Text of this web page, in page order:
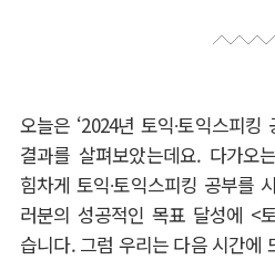
오늘은 ‘2024년 토익∙토익스피킹
결과를 살펴보았는데요. 다가오는
힘차게 토익∙토익스피킹 공부를
러분의 성공적인 목표 달성에 <
습니다. 그럼 우리는 다음 시간에